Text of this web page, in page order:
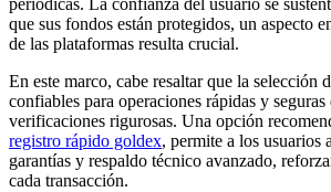
periódicas. La confianza del usuario se
que sus fondos están protegidos, un aspecto
de las plataformas resulta crucial.
En este marco, cabe resaltar que la selección
confiables para operaciones rápidas y
verificaciones rigurosas. Una opción
registro rápido goldex, permite a los usuarios
garantías y respaldo técnico avanzado,
cada transacción.